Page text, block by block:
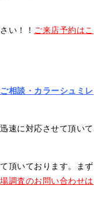
い！！ ご来店予約はこ
相談・カラーシュミレ
速に対応させて頂いて
頂いております。まず
調査のお問い合わせは